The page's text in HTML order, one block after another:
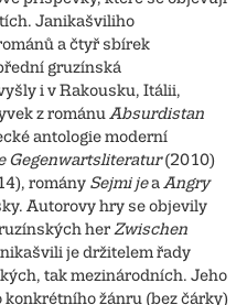
Janikašviliho
a čtyř sbírek
gruzínská
i v Rakousku, Itálii,
z románu Absurdistan
antologie moderní
Gegenwartsliteratur(2010)
romány Sejmi jea Angry
Autorovy hry se objevily
her Zwischen
je držitelem řady
tak mezinárodních. Jeho
konkrétního žánru (bez čárky)